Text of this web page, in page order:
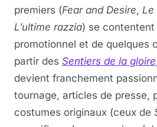
premiers (Fear and Desire, Le
L’ultime razzia) se
promotionnel et de quelques
partir des Sentiers de la gloire
devient franchement
tournage, articles de presse,
costumes originaux (ceux de